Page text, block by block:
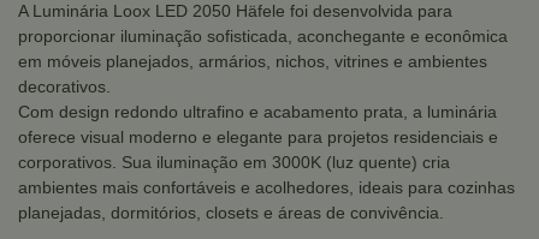
A Luminária Loox LED 2050 Häfele foi desenvolvida para
proporcionar iluminação sofisticada, aconchegante e econômica
em móveis planejados, armários, nichos, vitrines e ambientes
decorativos.
Com design redondo ultrafino e acabamento prata, a luminária
oferece visual moderno e elegante para projetos residenciais e
corporativos. Sua iluminação em 3000K (luz quente) cria
ambientes mais confortáveis e acolhedores, ideais para cozinhas
planejadas, dormitórios, closets e áreas de convivência.